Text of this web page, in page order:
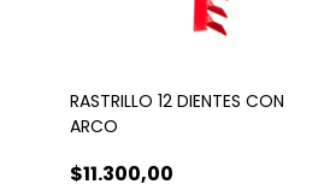
RASTRILLO 12 DIENTES CON
ARCO
$11.300,00